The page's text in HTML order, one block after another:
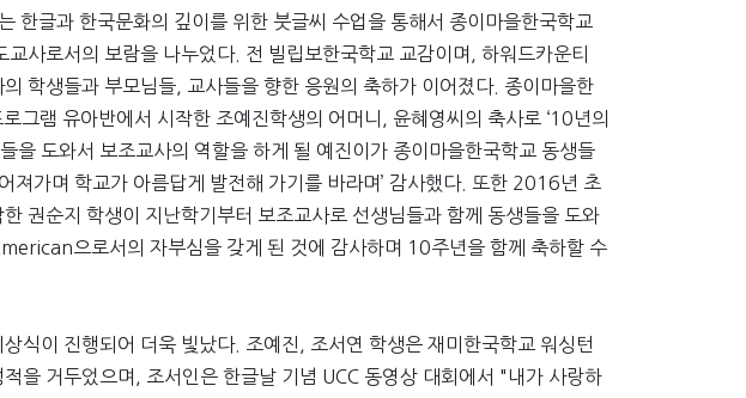
한글과 한국문화의 깊이를 위한 붓글씨 수업을 통해서 종이마을한국학교
사로서의 보람을 나누었다. 전 빌립보한국학교 교감이며, 하워드카운티
학생들과 부모님들, 교사들을 향한 응원의 축하가 이어졌다. 종이마을한
그램 유아반에서 시작한 조예진학생의 어머니, 윤혜영씨의 축사로 ‘10년의
을 도와서 보조교사의 역할을 하게 될 예진이가 종이마을한국학교 동생들
져가며 학교가 아름답게 발전해 가기를 바라며’ 감사했다. 또한 2016년 초
권순지 학생이 지난학기부터 보조교사로 선생님들과 함께 동생들을 도와
으로서의 자부심을 갖게 된 것에 감사하며 10주년을 함께 축하할 수
식이 진행되어 더욱 빛났다. 조예진, 조서연 학생은 재미한국학교 워싱턴
을 거두었으며, 조서인은 한글날 기념 UCC 동영상 대회에서 "내가 사랑하